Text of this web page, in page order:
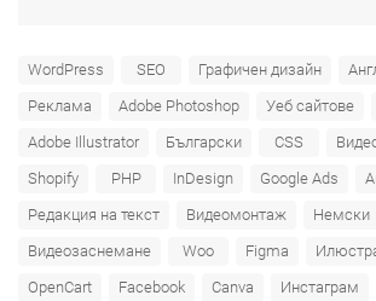
WordPress SEO Графичен дизайн
Реклама
Adobe Photoshop Уеб сайтове
Adobe Illustrator
Български CSS
Shopify
PHP InDesign Google Ads
Редакция на текст
Видеомонтаж
Немски
Видеозаснемане
Woo Figma
OpenCart
Facebook Canva Инстаграм